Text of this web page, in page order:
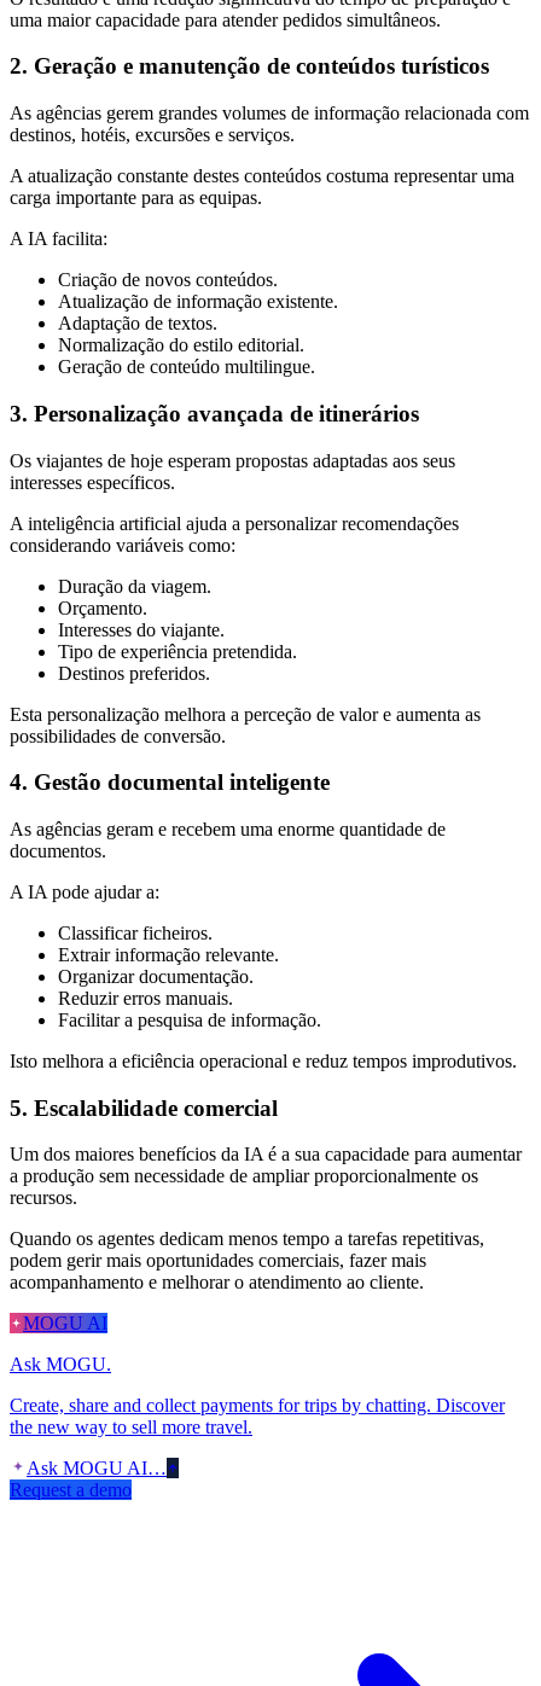
uma maior capacidade para atender pedidos simultâneos.
2. Geração e manutenção de conteúdos turísticos
As agências gerem grandes volumes de informação relacionada com
destinos, hotéis, excursões e serviços.
A atualização constante destes conteúdos costuma representar uma
carga importante para as equipas.
A IA facilita:
Criação de novos conteúdos.
Atualização de informação existente.
Adaptação de textos.
Normalização do estilo editorial.
Geração de conteúdo multilingue.
3. Personalização avançada de itinerários
Os viajantes de hoje esperam propostas adaptadas aos seus
interesses específicos.
A inteligência artificial ajuda a personalizar recomendações
considerando variáveis como:
Duração da viagem.
Orçamento.
Interesses do viajante.
Tipo de experiência pretendida.
Destinos preferidos.
Esta personalização melhora a perceção de valor e aumenta as
possibilidades de conversão.
4. Gestão documental inteligente
As agências geram e recebem uma enorme quantidade de
documentos.
A IA pode ajudar a:
Classificar ficheiros.
Extrair informação relevante.
Organizar documentação.
Reduzir erros manuais.
Facilitar a pesquisa de informação.
Isto melhora a eficiência operacional e reduz tempos improdutivos.
5. Escalabilidade comercial
Um dos maiores benefícios da IA é a sua capacidade para aumentar
a produção sem necessidade de ampliar proporcionalmente os
recursos.
Quando os agentes dedicam menos tempo a tarefas repetitivas,
podem gerir mais oportunidades comerciais, fazer mais
acompanhamento e melhorar o atendimento ao cliente.
MOGU AI
Ask MOGU.
Create, share and collect payments for trips by chatting. Discover
the new way to sell more travel.
Ask MOGU AI…
Request a demo